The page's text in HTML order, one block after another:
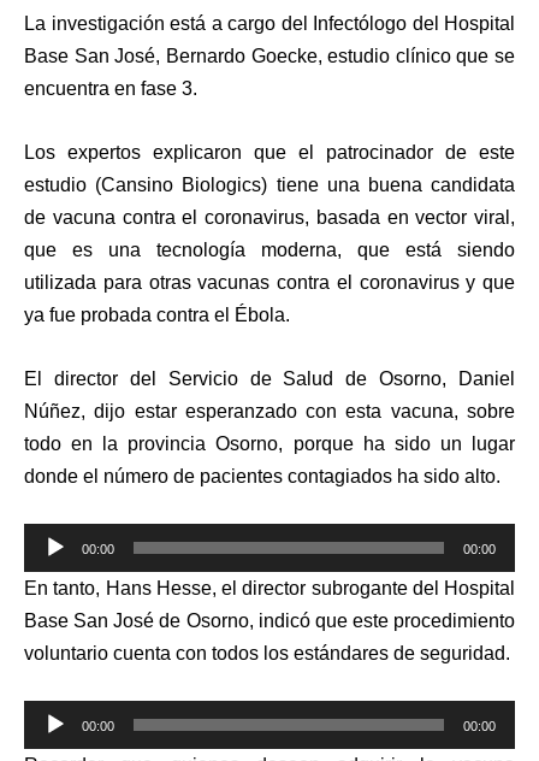
La investigación está a cargo del Infectólogo del Hospital
Base San José, Bernardo Goecke, estudio clínicoque se
encuentra en fase 3.
Los expertos explicaron que el patrocinador de este
estudio (Cansino Biologics) tiene una buena candidata
de vacuna contra el coronavirus, basada en vector viral,
que es una tecnología moderna, que está siendo
utilizada para otras vacunas contra el coronavirus y que
ya fue probada contra el Ébola.
El director del Servicio de Salud de Osorno, Daniel
Núñez, dijo estar esperanzado con esta vacuna, sobre
todo en la provincia Osorno, porque ha sido un lugar
donde el número de pacientes contagiados ha sido alto.
Reproductor
de
audio
00:00 00:00
En tanto, Hans Hesse, el director subrogante del Hospital
Base San José de Osorno, indicó que este procedimiento
voluntario cuenta con todos los estándares de seguridad.
Reproductor
de
00:00 00:00